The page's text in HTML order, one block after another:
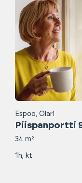
Espoo, Olari
Piispanportti
34 m²
1h, kt